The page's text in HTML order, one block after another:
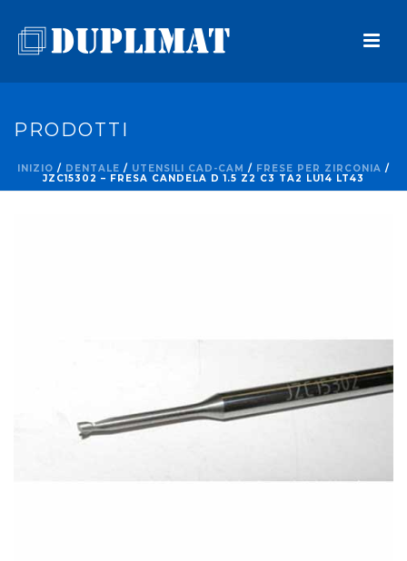
PRODOTTI
INIZIO / DENTALE / UTENSILI CAD-CAM / FRESE PER ZIRCONIA /
JZC15302 – FRESA CANDELA D 1.5 Z2 C3 TA2 LU14 LT43